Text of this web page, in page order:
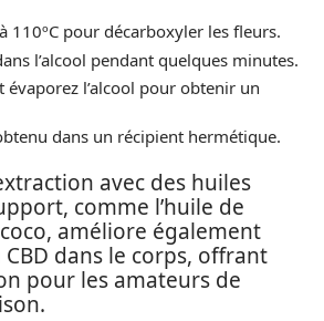
110ºC pour décarboxyler les fleurs.
l’alcool pendant quelques minutes.
évaporez l’alcool pour obtenir un
dans un récipient hermétique.
avec des huiles
comme l’huile de
améliore également
CBD dans le corps, offrant
pour les amateurs de